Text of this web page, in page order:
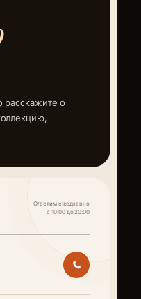
о
Ответим ежедневно
с 10:00 до 20:00